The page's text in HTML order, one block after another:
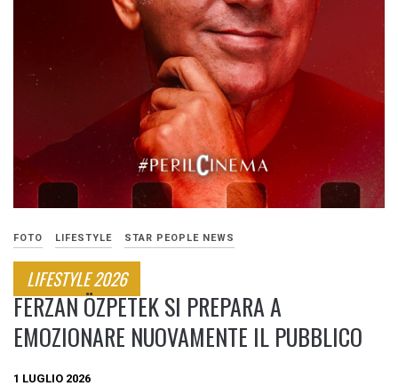
FOTO LIFESTYLE STAR PEOPLE NEWS
LIFESTYLE 2026
FERZAN ÖZPETEK SI PREPARA A
EMOZIONARE NUOVAMENTE IL PUBBLICO
1 LUGLIO 2026